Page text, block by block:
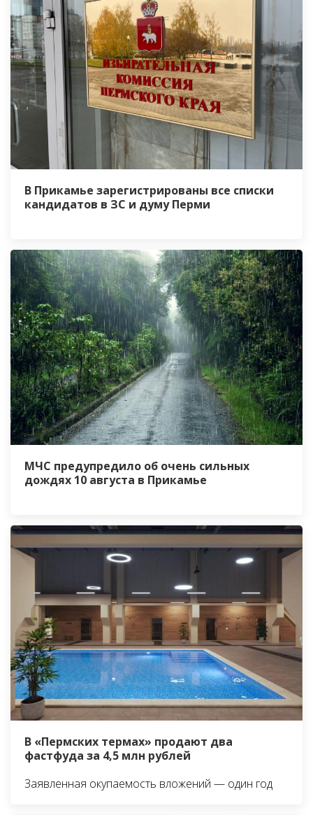
В Прикамье зарегистрированы все списки
кандидатов в ЗС и думу Перми
МЧС предупредило об очень сильных
дождях 10 августа в Прикамье
В «Пермских термах» продают два
фастфуда за 4,5 млн рублей
Заявленная окупаемость вложений — один год